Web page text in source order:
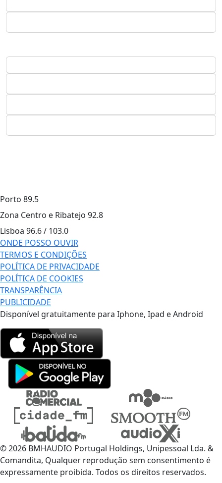
Porto 89.5
Zona Centro e Ribatejo 92.8
Lisboa 96.6 / 103.0
ONDE POSSO OUVIR
TERMOS E CONDIÇÕES
POLÍTICA DE PRIVACIDADE
POLÍTICA DE COOKIES
TRANSPARÊNCIA
PUBLICIDADE
Disponível gratuitamente para Iphone, Ipad e Android
© 2026 BMHAUDIO Portugal Holdings, Unipessoal Lda. &
Comandita, Qualquer reprodução sem consentimento é
expressamente proibida. Todos os direitos reservados.